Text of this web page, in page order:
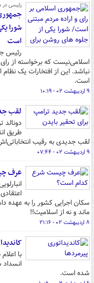
رئیسی
شورا
است
رئیس
اسلامی‌نیست که برخواسته از
نباشد. این از افتخارات یک
است.
۹ اردیبهشت ۰۲ - ۱۰:۱۹
لقب
دونالد
طریق
لقب جدیدی به رقیب
۹ اردیبهشت ۰۲ - ۰۷:۴۴
عرف
سکان اجرایی کشور را به عهده
ماند و نه از اسلامیت!!
۸ اردیبهشت ۰۲ - ۲۱:۱۶
شده است.